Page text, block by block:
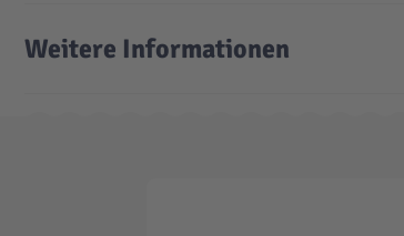
Weitere Informationen